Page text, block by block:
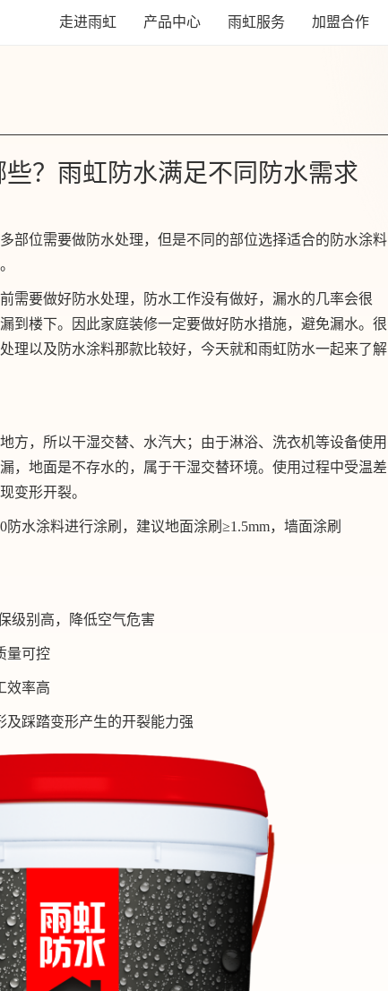
走进雨虹 产品中心 雨虹服务 加盟合作
？雨虹防水满足不同防水需求
部位需要做防水处理，但是不同的部位选择适合的防水涂料
需要做好防水处理，防水工作没有做好，漏水的几率会很
到楼下。因此家庭装修一定要做好防水措施，避免漏水。很
理以及防水涂料那款比较好，今天就和雨虹防水一起来了解
方，所以干湿交替、水汽大；由于淋浴、洗衣机等设备使用
，地面是不存水的，属于干湿交替环境。使用过程中受温差
变形开裂。
水涂料进行涂刷，建议地面涂刷≥1.5mm，墙面涂刷
级别高，降低空气危害
量可控
效率高
及踩踏变形产生的开裂能力强